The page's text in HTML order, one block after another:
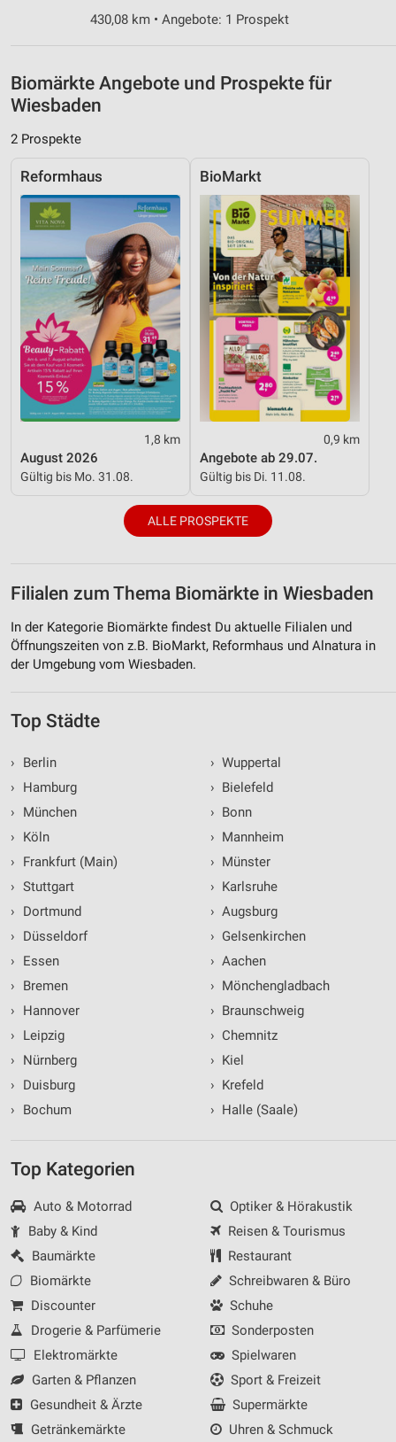
430,08 km • Angebote: 1 Prospekt
Biomärkte Angebote und Prospekte für
Wiesbaden
2 Prospekte
Reformhaus
1,8 km
August 2026
Gültig bis Mo. 31.08.
BioMarkt
0,9 km
Angebote ab 29.07.
Gültig bis Di. 11.08.
ALLE PROSPEKTE
Filialen zum Thema Biomärkte in Wiesbaden
In der Kategorie Biomärkte findest Du aktuelle Filialen und
Öffnungszeiten von z.B. BioMarkt, Reformhaus und Alnatura in
der Umgebung vom Wiesbaden.
Top Städte
›
Berlin
›
Hamburg
›
München
›
Köln
›
Frankfurt (Main)
› Stuttgart
›
Dortmund
›
Düsseldorf
›
Essen
›
Bremen
›
Hannover
›
Leipzig
›
Nürnberg
›
Duisburg
›
Bochum
› Wuppertal
› Bielefeld
› Bonn
› Mannheim
› Münster
› Karlsruhe
› Augsburg
› Gelsenkirchen
› Aachen
› Mönchengladbach
› Braunschweig
› Chemnitz
› Kiel
› Krefeld
› Halle (Saale)
Top Kategorien
Auto & Motorrad
Baby & Kind
Baumärkte
Biomärkte
Discounter
Drogerie & Parfümerie
Elektromärkte
Garten & Pflanzen
Gesundheit & Ärzte
Getränkemärkte
Optiker & Hörakustik
Reisen & Tourismus
Restaurant
Schreibwaren & Büro
Schuhe
Sonderposten
Spielwaren
Sport & Freizeit
Supermärkte
Uhren & Schmuck
Nicht-IAB-Verarbeitungszwecke:
Performance
Funktional